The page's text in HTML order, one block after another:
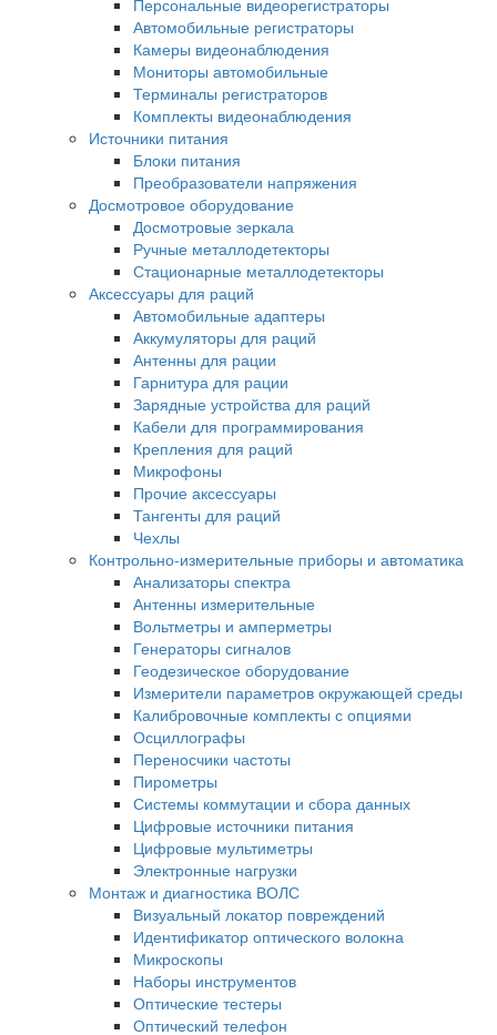
Персональные видеорегистраторы
Автомобильные регистраторы
Камеры видеонаблюдения
Мониторы автомобильные
Терминалы регистраторов
Комплекты видеонаблюдения
Источники питания
Блоки питания
Преобразователи напряжения
Досмотровое оборудование
Досмотровые зеркала
Ручные металлодетекторы
Стационарные металлодетекторы
Аксессуары для раций
Автомобильные адаптеры
Аккумуляторы для раций
Антенны для рации
Гарнитура для рации
Зарядные устройства для раций
Кабели для программирования
Крепления для раций
Микрофоны
Прочие аксессуары
Тангенты для раций
Чехлы
Контрольно-измерительные приборы и автоматика
Анализаторы спектра
Антенны измерительные
Вольтметры и амперметры
Генераторы сигналов
Геодезическое оборудование
Измерители параметров окружающей среды
Калибровочные комплекты с опциями
Осциллографы
Переносчики частоты
Пирометры
Системы коммутации и сбора данных
Цифровые источники питания
Цифровые мультиметры
Электронные нагрузки
Монтаж и диагностика ВОЛС
Визуальный локатор повреждений
Идентификатор оптического волокна
Микроскопы
Наборы инструментов
Оптические тестеры
Оптический телефон